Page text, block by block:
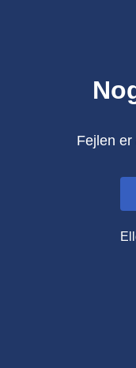
Fejlen